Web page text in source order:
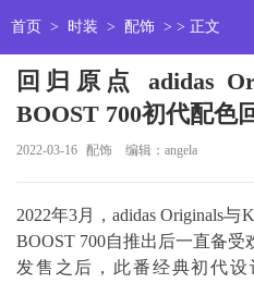
首页 > 时装 > 配饰 > > 正文
回归原点 adidas
BOOST 700初代配色
2022-03-16 配饰 编辑：angela
2022年3月，adidas Originals
BOOST 700自推出后一直备
发售之后，此番经典初代设